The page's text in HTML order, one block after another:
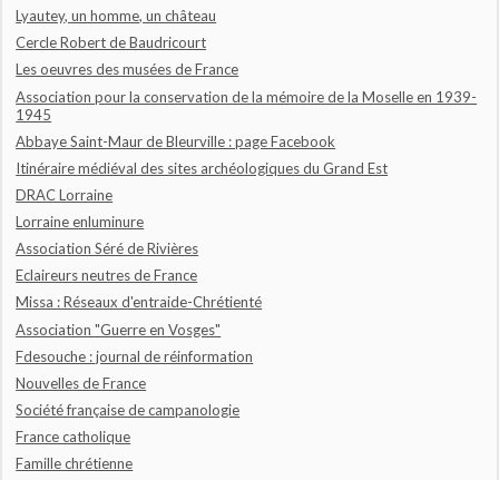
Lyautey, un homme, un château
Cercle Robert de Baudricourt
Les oeuvres des musées de France
Association pour la conservation de la mémoire de la Moselle en 1939-
1945
Abbaye Saint-Maur de Bleurville : page Facebook
Itinéraire médiéval des sites archéologiques du Grand Est
DRAC Lorraine
Lorraine enluminure
Association Séré de Rivières
Eclaireurs neutres de France
Missa : Réseaux d'entraide-Chrétienté
Association "Guerre en Vosges"
Fdesouche : journal de réinformation
Nouvelles de France
Société française de campanologie
France catholique
Famille chrétienne